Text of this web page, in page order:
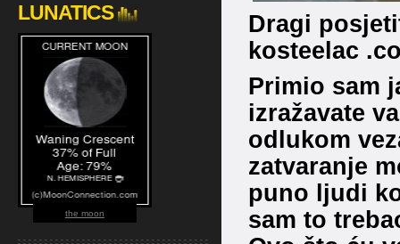
Dragi
kosteelac
Primio sam
izražavate
odlukom
zatvaranje
puno ljudi
sam to
LUNATICS
the moon